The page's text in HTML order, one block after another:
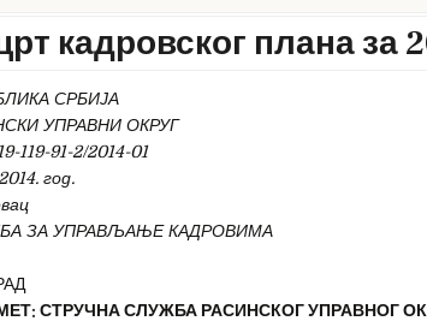
кадровског плана за
СРБИЈА
УПРАВНИ ОКРУГ
119-91-2/2014-01
год.
ЗА УПРАВЉАЊЕ КАДРОВИМА
СТРУЧНА СЛУЖБА РАСИНСКОГ УПРАВНОГ